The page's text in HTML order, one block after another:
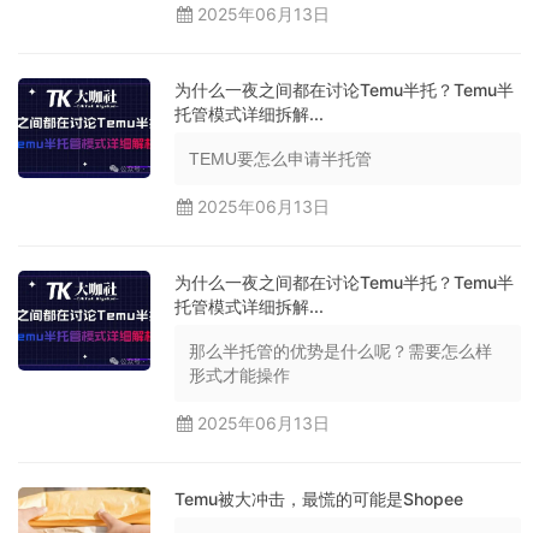
2025年06月13日
为什么一夜之间都在讨论Temu半托？Temu半
托管模式详细拆解...
TEMU要怎么申请半托管
2025年06月13日
为什么一夜之间都在讨论Temu半托？Temu半
托管模式详细拆解...
那么半托管的优势是什么呢？需要怎么样
形式才能操作
2025年06月13日
Temu被大冲击，最慌的可能是Shopee